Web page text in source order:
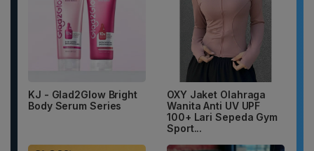
KJ - Glad2Glow Bright
Body Serum Series
OXY Jaket Olahraga
Wanita Anti UV UPF
100+ Lari Sepeda Gym
Sport...